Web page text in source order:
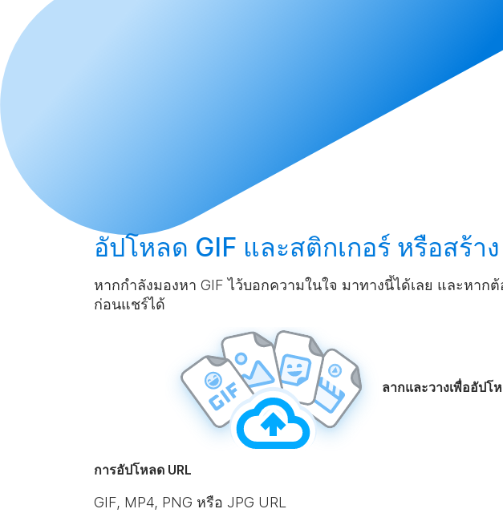
อัปโหลด GIF และสติกเกอร์ หรือสร้าง
หากกำลังมองหา GIF ไว้บอกความในใจ มาทางนี้ได้เลย และหา
ก่อนแชร์ได้
ลากและวางเพื่ออัปโ
การอัปโหลด URL
GIF, MP4, PNG หรือ JPG URL